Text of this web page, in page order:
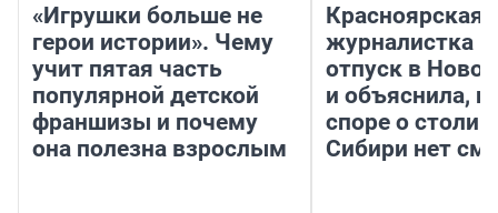
«Игрушки больше не
герои истории». Чему
учит пятая часть
популярной детской
франшизы и почему
она полезна взрослым
Красноярская
журналистка
отпуск в
и объяснила,
споре о
Сибири нет